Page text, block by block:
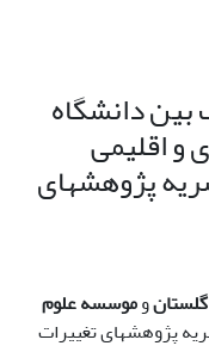
دانشگاه
اقلیمی
پژوهشهای
وموسسه علوم
پژوهشهای تغییرات